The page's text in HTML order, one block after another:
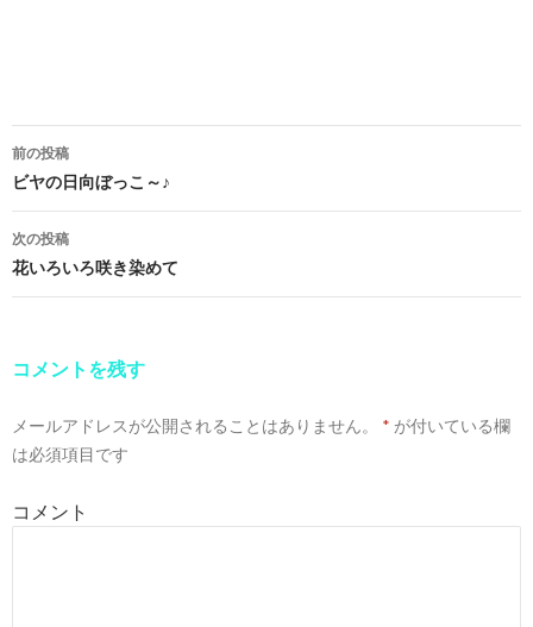
投
稿
ナ
ゲ
シ
ン
前の投稿
ビヤの日向ぼっこ～♪
次の投稿
花いろいろ咲き染めて
コメントを残す
メールアドレスが公開されることはありません。 * が付いている欄
は必須項目です
コメント